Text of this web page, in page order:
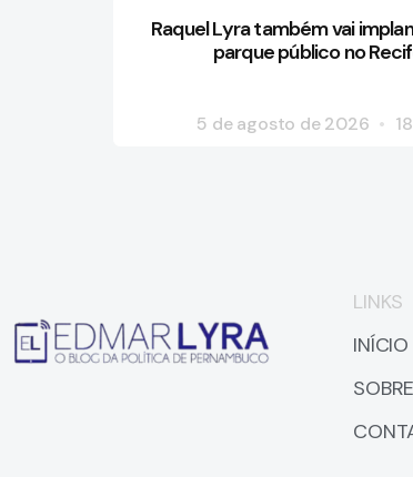
Raquel Lyra também vai
parque público no
5 de agosto de 2026
LINKS
INÍCIO
SOBRE